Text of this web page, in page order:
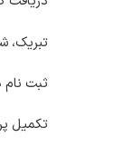
تبریک،
ثبت نام
تکمیل